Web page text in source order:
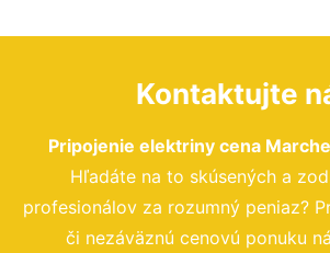
Kontaktujte
Pripojenie elektriny cena
Hľadáte na to skúsených a
profesionálov za rozumný peniaz?
či nezáväznú cenovú ponuku